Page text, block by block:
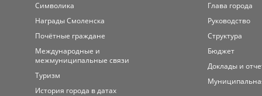
Символика
Награды Смоленска
Почётные граждане
Международные и
межмуниципальные связи
Туризм
История города в датах
Глава города
Руководство
Структура
Бюджет
Доклады и